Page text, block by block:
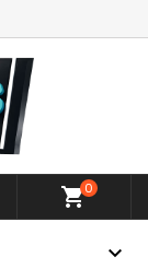
shopping_cart0